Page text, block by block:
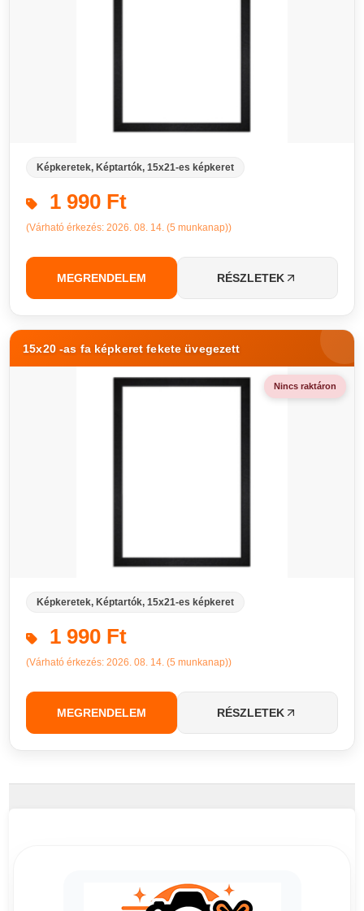
Képkeretek, Képtartók, 15x21-es képkeret
1 990 Ft
(Várható érkezés: 2026. 08. 14. (5 munkanap))
MEGRENDELEM RÉSZLETEK
15x20 -as fa képkeret fekete üvegezett
Nincs raktáron
Képkeretek, Képtartók, 15x21-es képkeret
1 990 Ft
(Várható érkezés: 2026. 08. 14. (5 munkanap))
MEGRENDELEM RÉSZLETEK